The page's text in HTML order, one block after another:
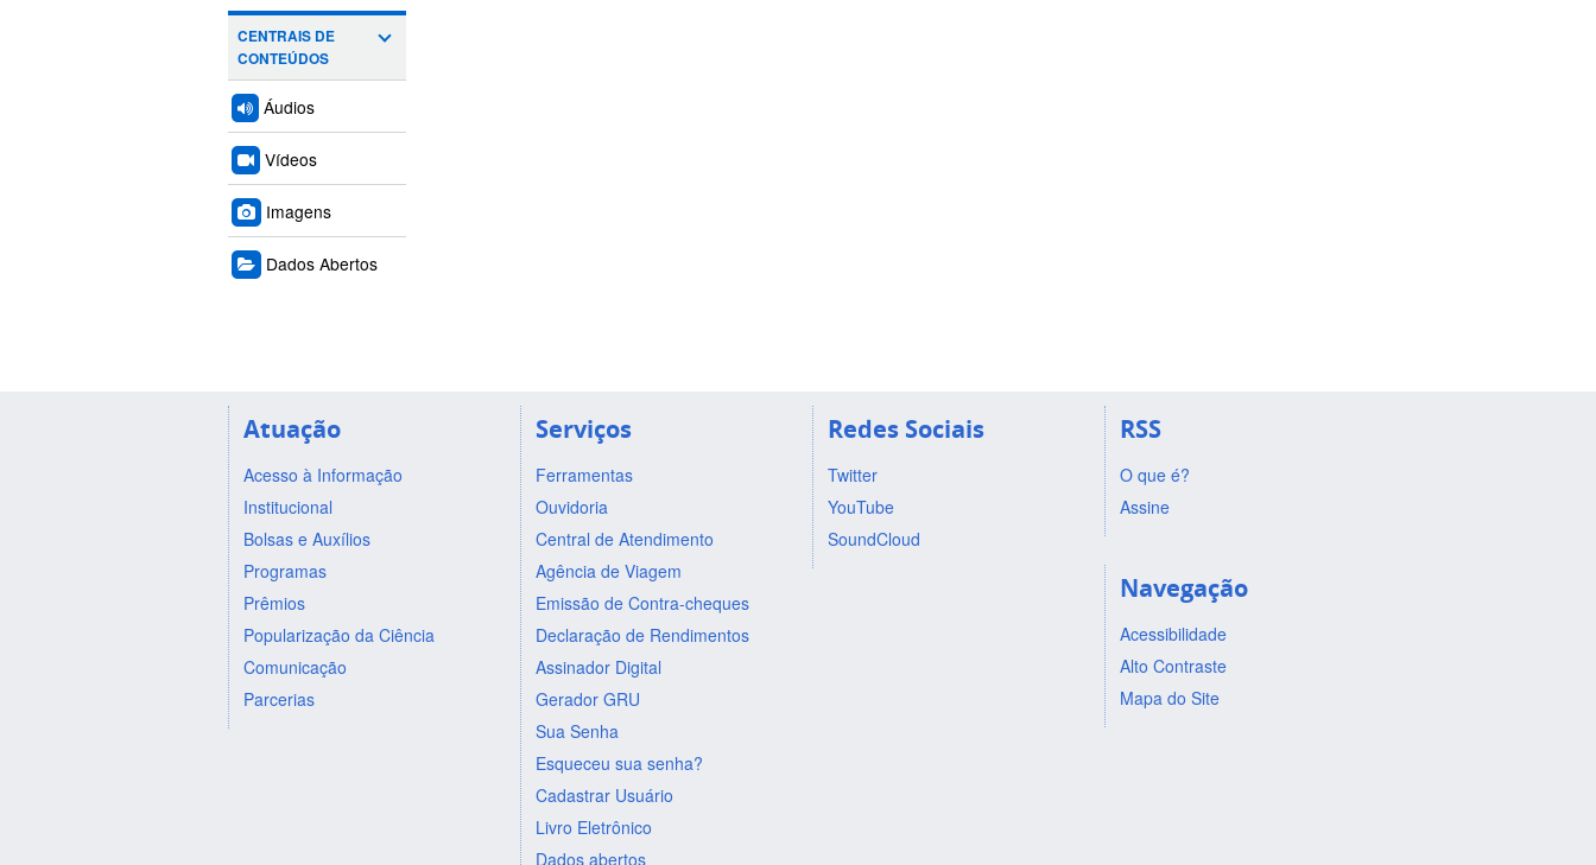
CENTRAIS DE
CONTEÚDOS
Áudios
Vídeos
Imagens
Dados Abertos
Atuação
Acesso à Informação
Institucional
Bolsas e Auxílios
Programas
Prêmios
Popularização da Ciência
Comunicação
Parcerias
Serviços
Ferramentas
Ouvidoria
Central de Atendimento
Agência de Viagem
Emissão de Contra-cheques
Declaração de Rendimentos
Assinador Digital
Gerador GRU
Sua Senha
Esqueceu sua senha?
Cadastrar Usuário
Livro Eletrônico
Dados abertos
Redes Sociais
Twitter
YouTube
SoundCloud
RSS
O que é?
Assine
Navegação
Acessibilidade
Alto Contraste
Mapa do Site